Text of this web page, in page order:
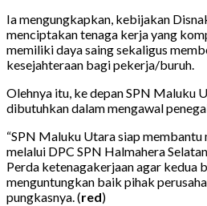
Ia mengungkapkan, kebijakan
menciptakan tenaga kerja yang
memiliki daya saing sekaligus
kesejahteraan bagi pekerja/buruh.
Olehnya itu, ke depan SPN Maluku
dibutuhkan dalam mengawal
“SPN Maluku Utara siap
melalui DPC SPN Halmahera
Perda ketenagakerjaan agar kedua
menguntungkan baik pihak
pungkasnya. (red)